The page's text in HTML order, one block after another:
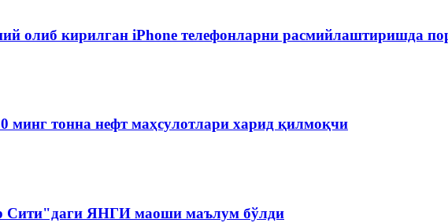
олиб кирилган iPhone телефонларни расмийлаштиришда
минг тонна нефт маҳсулотлари харид қилмоқчи
Сити"даги ЯНГИ маоши маълум бўлди